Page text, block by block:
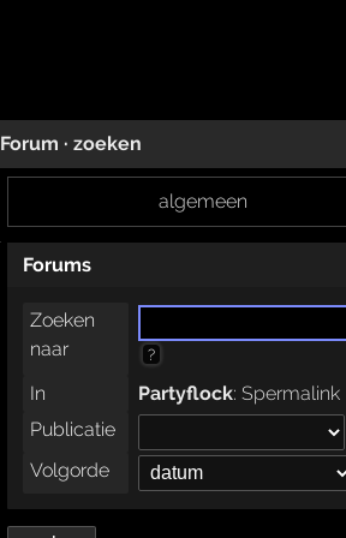
Forum · zoeken
algemeen
Forums
Zoeken
naar
?
In Partyflock: Spermalink
Publicatie
Volgorde